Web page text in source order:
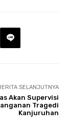
SELANJUTNYA
Akan Supervisi
Tragedi
Kanjuruhan